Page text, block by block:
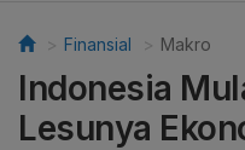
Finansial Makro
Indonesia
Lesunya